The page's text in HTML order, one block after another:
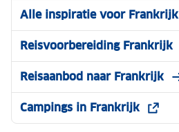
Alle inspiratie voor Frankrijk
Reisvoorbereiding Frankrijk
Reisaanbod naar Frankrijk
Campings in Frankrijk